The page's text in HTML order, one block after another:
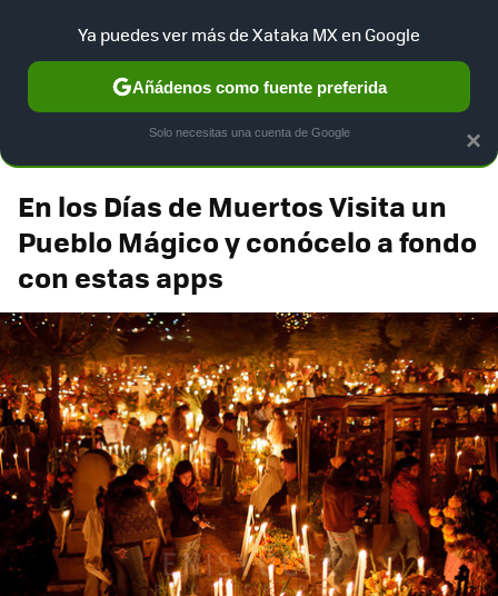
marca que se menciona
Telcel 4G LTE
En los Días de Muertos Visita un
Pueblo Mágico y conócelo a fondo
con estas apps
×
Ya puedes ver más de Xataka MX en Google
Añádenos como fuente preferida
Solo necesitas una cuenta de Google